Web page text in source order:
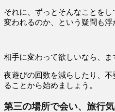
それに、ずっとそんなことを
変われるのか、という疑問も浮
相手に変わって欲しいなら、ま
夜遊びの回数を減らしたり、
ることから始めましょう。
第三の場所で会い、旅行